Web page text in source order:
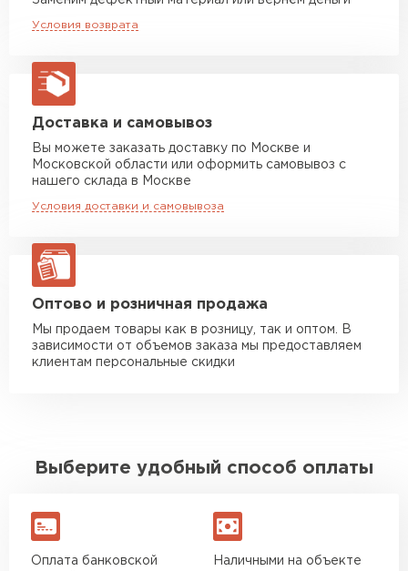
срок службы до 50 лет*.
макс. длина груза 13,5 м
Манипулятор до 5 тн
макс. длина груза 6 м
Манипулятор до 10 тн
макс. длина груза 8 м
Манипулятор до 20 тн
Условия возврата
Доставка и самовывоз
Вы можете заказать доставку по Москве и
Московской области или оформить самовывоз с
нашего склада в Москве
Условия доставки и самовывоза
Оптово и розничная продажа
Мы продаем товары как в розницу, так и оптом. В
зависимости от объемов заказа мы предоставляем
клиентам персональные скидки
Выберите удобный способ оплаты
Оплата банковской
Наличными на объекте